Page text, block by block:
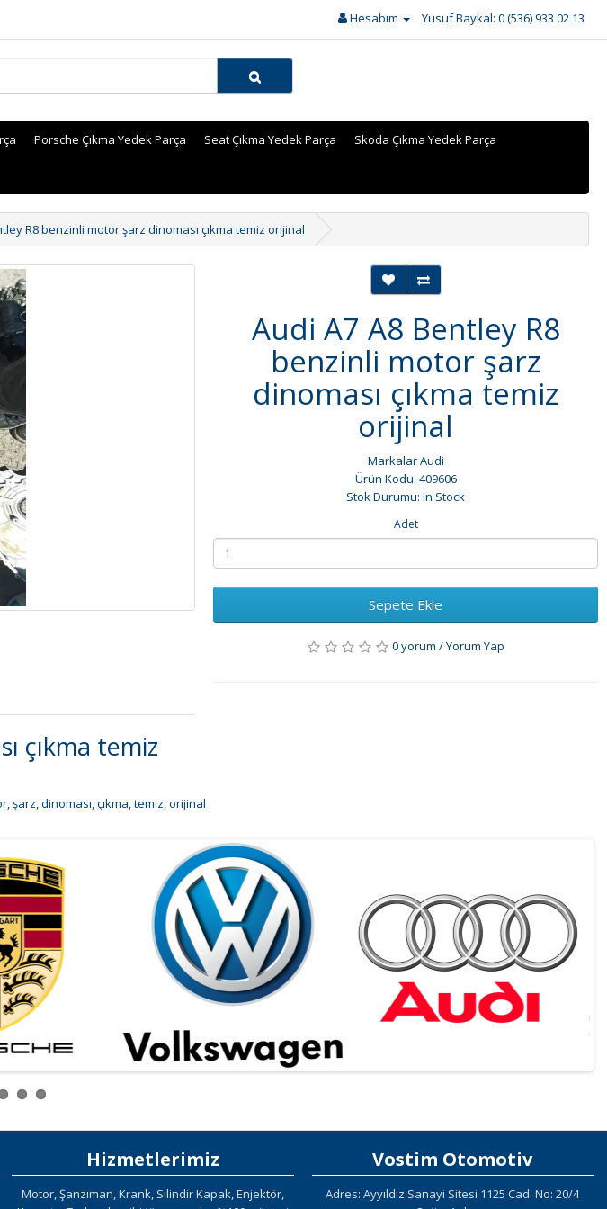
Hesabım Yusuf Baykal: 0 (536) 933 02 13
Porsche Çıkma Yedek Parça Seat Çıkma Yedek Parça Skoda Çıkma Yedek Parça
R8 benzinli motor şarz dinoması çıkma temiz orijinal
çıkma temiz
Audi A7 A8 Bentley R8
benzinli motor şarz
dinoması çıkma temiz
orijinal
MarkalarAudi
Ürün Kodu: 409606
Stok Durumu: In Stock
Adet
Sepete Ekle
0 yorum /Yorum Yap
,şarz,dinoması,çıkma,temiz,orijinal
Hizmetlerimiz
Motor, Şanzıman, Krank, Silindir Kapak, Enjektör,
Vostim Otomotiv
Adres: Ayyıldız Sanayi Sitesi 1125 Cad. No: 20/4